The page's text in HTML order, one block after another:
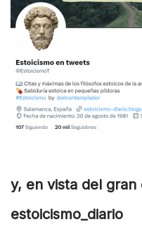
y, en vista del
estoicismo_diario